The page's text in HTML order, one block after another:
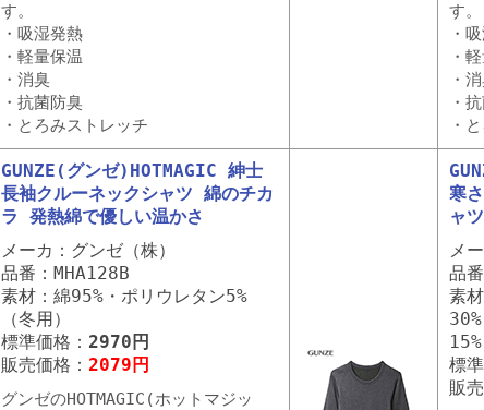
す。
・吸湿発熱
・軽量保温
・消臭
・抗菌防臭
・とろみストレッチ
す。
・
・
・
・
・
GUNZE(グンゼ)HOTMAGIC 紳士
長袖クルーネックシャツ 綿のチカ
ラ 発熱綿で優しい温かさ
メーカ：グンゼ（株）
品番：MHA128B
素材：綿95%・ポリウレタン5%
（冬用）
標準価格： 2970円
販売価格： 2079円
グンゼのHOTMAGIC(ホットマジッ
寒
ャ
メ
品
素
標
販